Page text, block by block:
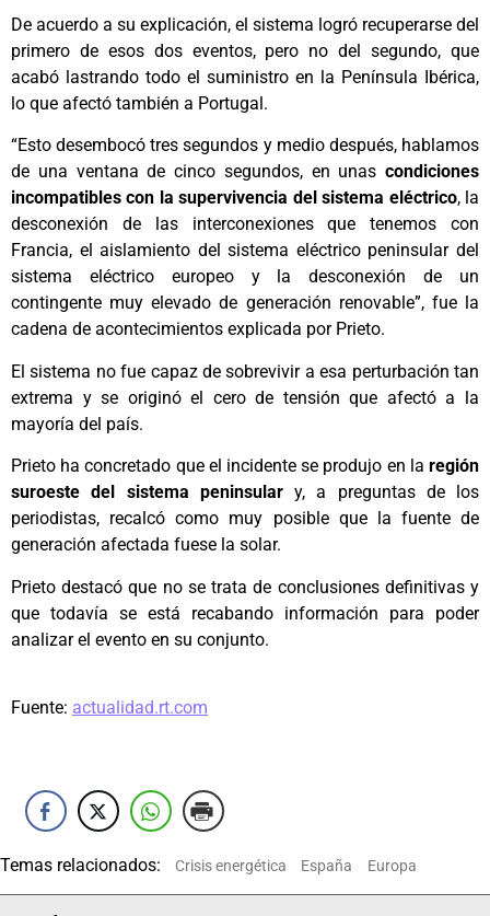
De acuerdo a su explicación, el sistema logró recuperarse del
primero de esos dos eventos, pero no del segundo, que
acabó lastrando todo el suministro en la Península Ibérica,
lo que afectó también a Portugal.
“Esto desembocó tres segundos y medio después, hablamos
de una ventana de cinco segundos, en unas condiciones
incompatibles con la supervivencia del sistema eléctrico, la
desconexión de las interconexiones que tenemos con
Francia, el aislamiento del sistema eléctrico peninsular del
sistema eléctrico europeo y la desconexión de un
contingente muy elevado de generación renovable”, fue la
cadena de acontecimientos explicada por Prieto.
El sistema no fue capaz de sobrevivir a esa perturbación tan
extrema y se originó el cero de tensión que afectó a la
mayoría del país.
Prieto ha concretado que el incidente se produjo en la región
suroeste del sistema peninsulary, a preguntas de los
periodistas, recalcó como muy posible que la fuente de
generación afectada fuese la solar.
Prieto destacó que no se trata de conclusiones definitivas y
que todavía se está recabando información para poder
analizar el evento en su conjunto.
Fuente: actualidad.rt.com
Temas relacionados: Crisis energética España Europa